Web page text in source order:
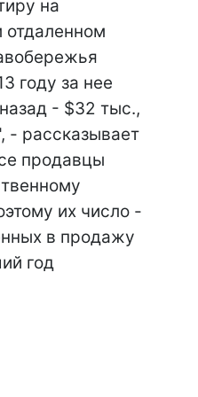
на
году за нее
- $32 тыс.,
- рассказывает
продавцы
их число -
в продажу
год